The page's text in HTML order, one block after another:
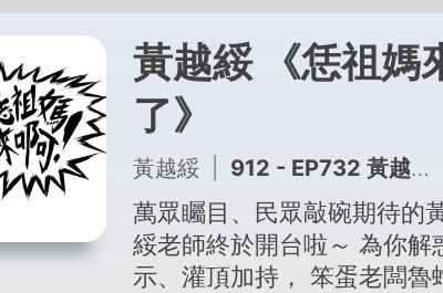
黃越綏 《恁祖媽
了》
黃越綏 912 - EP732 黃越綏｜【名人專訪】物理治療與職能治療大不同？ Feat. 王志元
萬眾矚目、民眾敲碗期待的
綏老師終於開台啦～ 為你解
示、灌頂加持， 笨蛋老闆魯